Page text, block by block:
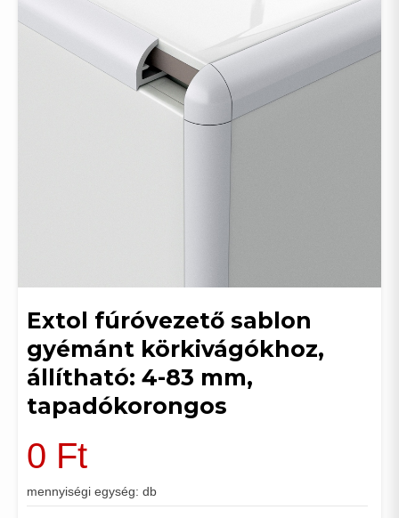
Extol fúróvezető sablon
gyémánt körkivágókhoz,
állítható: 4-83 mm,
tapadókorongos
0 Ft
mennyiségi egység: db